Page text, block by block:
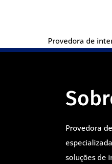
Provedora de
Provedora
soluções de